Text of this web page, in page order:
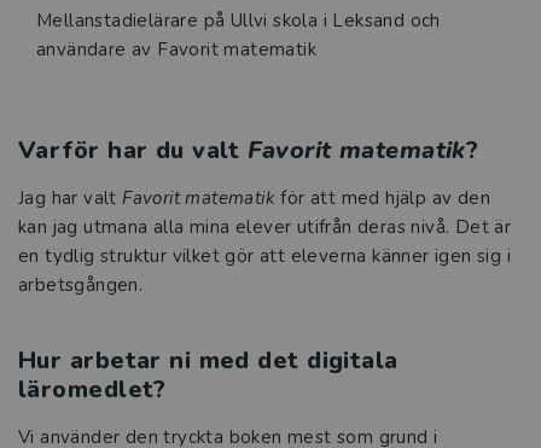
Mellanstadielärare på Ullvi skola i Leksand och
användare av Favorit matematik
Varför har du valt Favorit matematik?
Jag har valt Favorit matematik för att med hjälp av den
kan jag utmana alla mina elever utifrån deras nivå. Det är
en tydlig struktur vilket gör att eleverna känner igen sig i
arbetsgången.
Hur arbetar ni med det digitala
läromedlet?
Vi använder den tryckta boken mest som grund i